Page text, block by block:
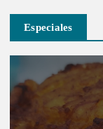
Especiales